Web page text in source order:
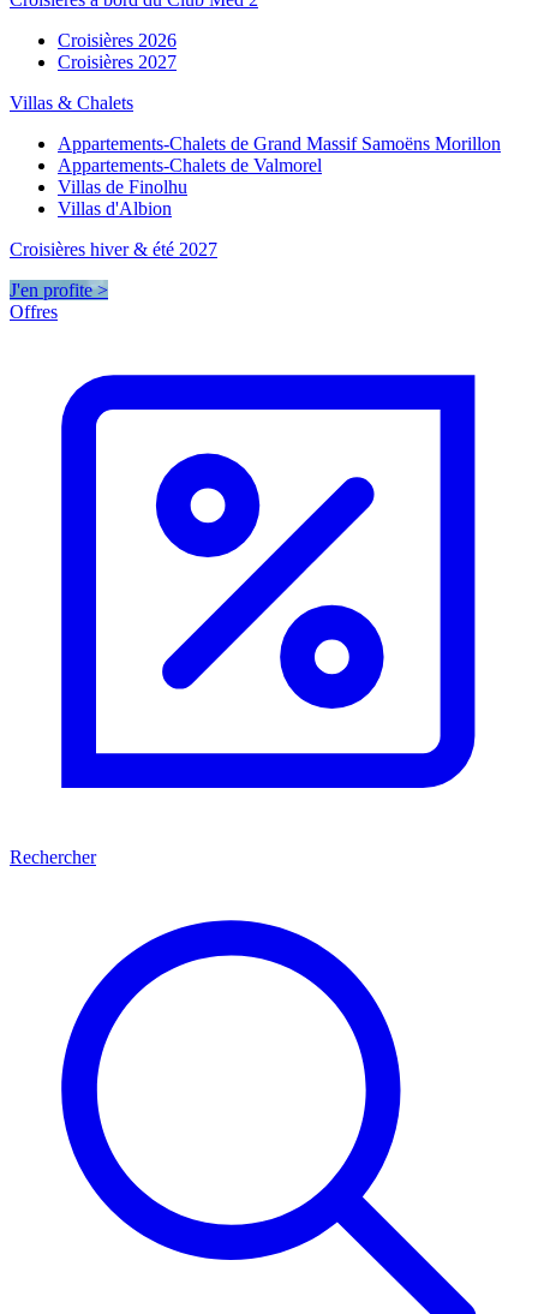
Croisières 2026
Croisières 2027
Villas & Chalets
Appartements-Chalets de Grand Massif Samoëns Morillon
Appartements-Chalets de Valmorel
Villas de Finolhu
Villas d'Albion
Croisières hiver & été 2027
J'en profite >
Offres
Rechercher